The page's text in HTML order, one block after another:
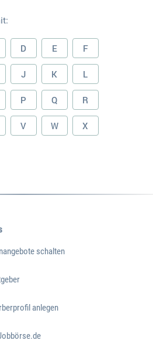
D E F
J K L
P Q R
V W X
schalten
anlegen